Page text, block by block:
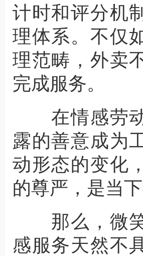
计时和评分机
理体系。不仅
理范畴，外卖
完成服务。
在情感劳动
露的善意成为
动形态的变化
的尊严，是当
那么，微笑
感服务天然不